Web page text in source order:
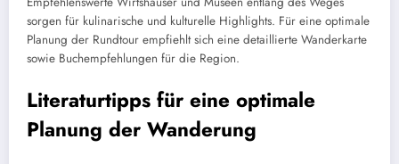
sorgen für kulinarische und kulturelle Highlights. Für eine optimale
Planung der Rundtour empfiehlt sich eine detaillierte Wanderkarte
sowie Buchempfehlungen für die Region.
Literaturtipps für eine optimale
Planung der Wanderung